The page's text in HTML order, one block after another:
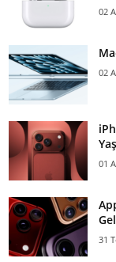
02
02
01
31